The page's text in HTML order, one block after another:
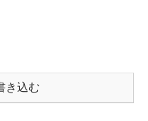
き込む